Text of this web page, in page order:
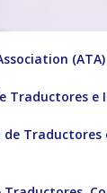
(ATA)
Traductores e
de